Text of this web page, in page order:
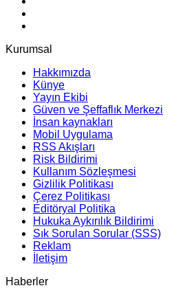
Kurumsal
Hakkımızda
Künye
Yayın Ekibi
Güven ve Şeffaflık Merkezi
İnsan kaynakları
Mobil Uygulama
RSS Akışları
Risk Bildirimi
Kullanım Sözleşmesi
Gizlilik Politikası
Çerez Politikası
Editöryal Politika
Hukuka Aykırılık Bildirimi
Sık Sorulan Sorular (SSS)
Reklam
İletişim
Haberler